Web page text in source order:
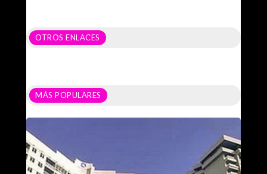
OTROS ENLACES
MÁS POPULARES